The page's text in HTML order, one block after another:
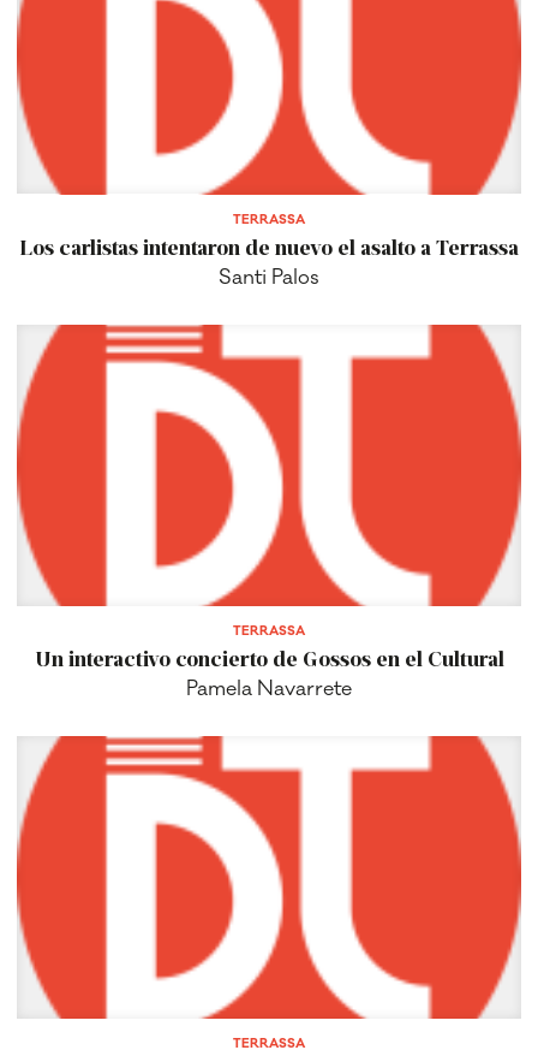
TERRASSA
Los carlistas intentaron de nuevo el asalto a Terrassa
Santi Palos
TERRASSA
Un interactivo concierto de Gossos en el Cultural
Pamela Navarrete
TERRASSA